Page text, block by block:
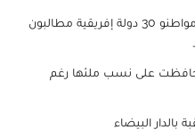
تأشيرة الدخول للولايات المتحدة: مواطنو 30 دولة إفريقية مطالبون
على نسب ملئها رغم
البيضاء